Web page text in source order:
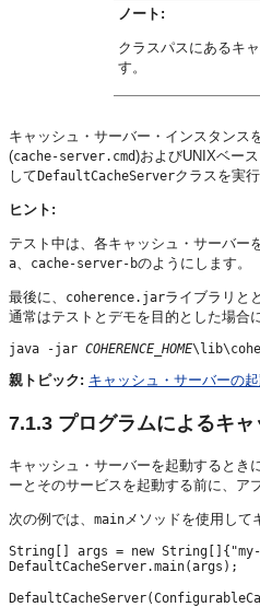
ノート:
クラスパスにあるキ
す。
キャッシュ・サーバー・インスタンス
(cache-server.cmd)およびUNIXベー
してDefaultCacheServerクラスを実
ヒント:
テスト中は、各キャッシュ・サーバー
a cache-server-bのようにします。
最後に、 coherence.jarライブラリと
通常はテストとデモを目的とした場合
java -jar COHERENCE_HOME
親トピック: キャッシュ・サーバーの
7.1.3 プログラムによるキ
キャッシュ・サーバーを起動するとき
ーとそのサービスを起動する前に、ア
次の例では、 main メソッドを使用して
String[] args = new